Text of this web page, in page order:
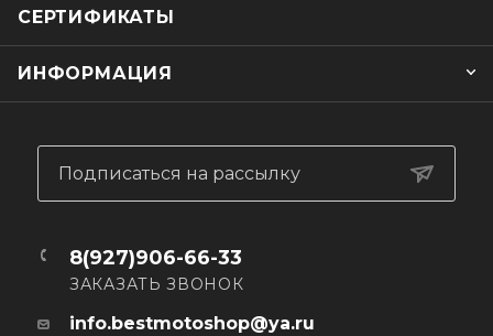
СЕРТИФИКАТЫ
ИНФОРМАЦИЯ
Подписаться на рассылку
8(927)906-66-33
ЗАКАЗАТЬ ЗВОНОК
info.bestmotoshop@ya.ru